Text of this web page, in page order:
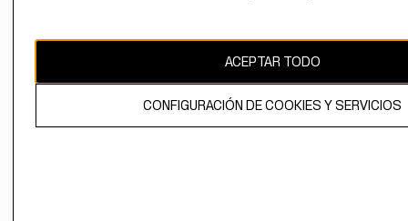
CAMBIAR REGIÓN
ACEPTAR TODO
CONFIGURACIÓN DE COOKIES Y SERVICIOS